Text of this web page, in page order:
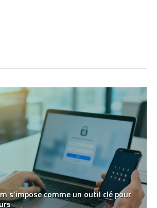
s’impose comme un outil clé pour